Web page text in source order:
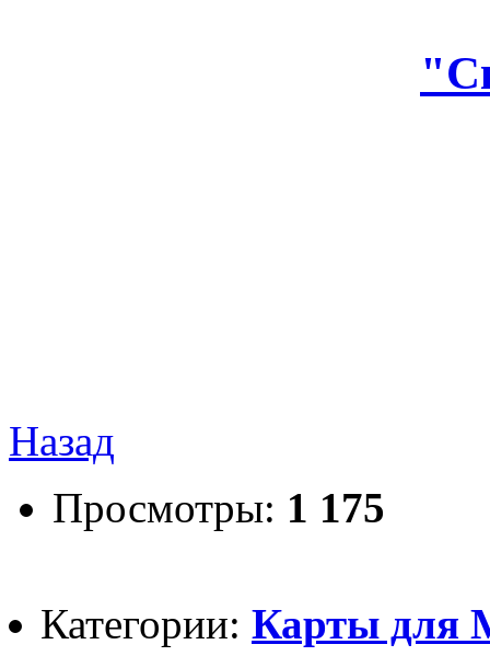
Назад
Просмотры: 1 175
Категории: Карты для